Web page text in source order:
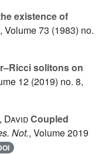
existence of
, Volume 73 (1983) no.
solitons on
12 (2019) no. 8,
Coupled
Not., Volume 2019